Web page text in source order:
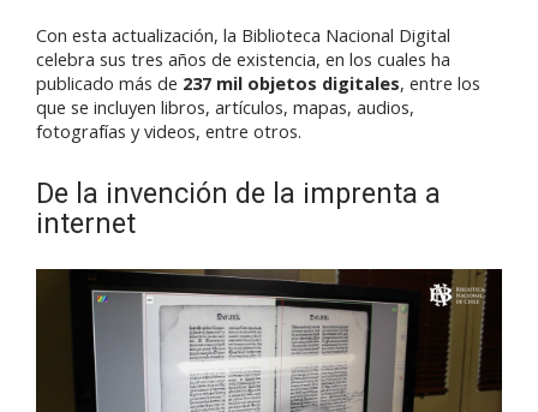
Con esta actualización, la Biblioteca Nacional Digital
celebra sus tres años de existencia, en los cuales ha
publicado más de 237 mil objetos digitales, entre los
que se incluyen libros, artículos, mapas, audios,
fotografías y videos, entre otros.
De la invención de la imprenta a
internet